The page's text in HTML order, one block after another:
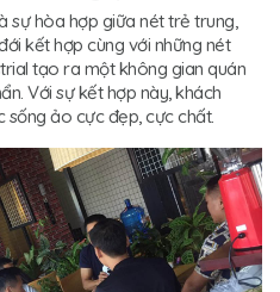
sự hòa hợp giữa nét trẻ trung,
kết hợp cùng với những nét
tạo ra một không gian quán
Với sự kết hợp này, khách
sống ảo cực đẹp, cực chất.